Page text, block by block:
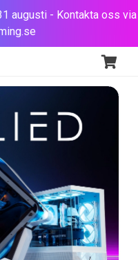
augusti - Kontakta oss via